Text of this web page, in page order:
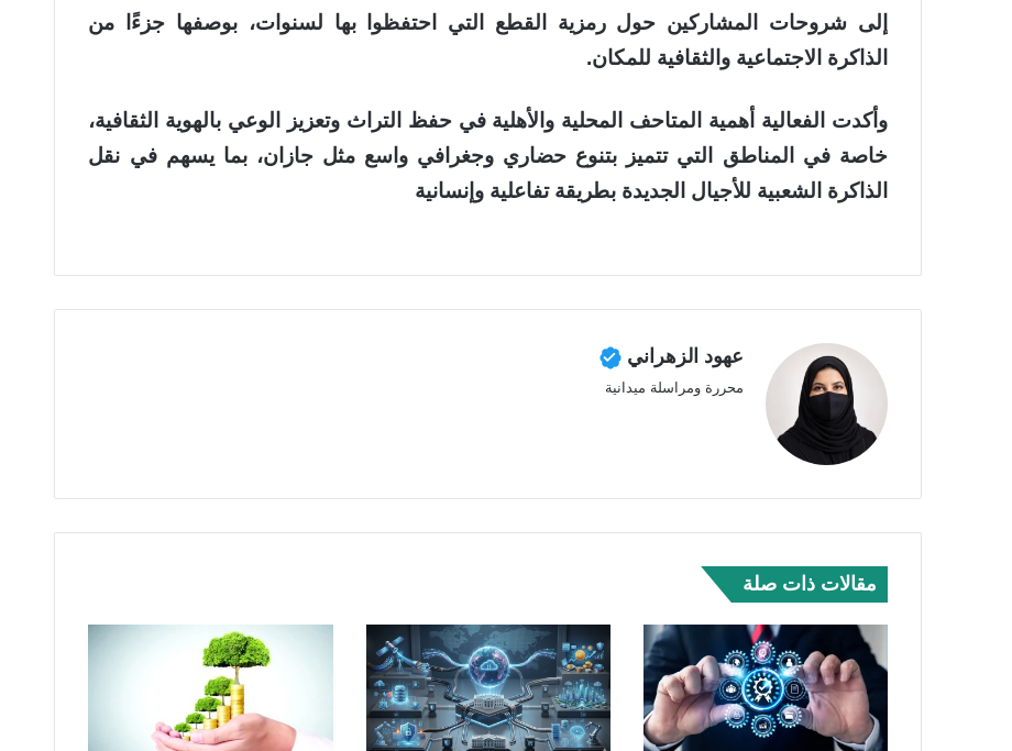
إلى شروحات المشاركين حول رمزية القطع التي احتفظوا بها لسنوات، بوصفها جزءًا من
الذاكرة الاجتماعية والثقافية للمكان.
وأكدت الفعالية أهمية المتاحف المحلية والأهلية في حفظ التراث وتعزيز الوعي بالهوية الثقافية،
خاصة في المناطق التي تتميز بتنوع حضاري وجغرافي واسع مثل جازان، بما يسهم في نقل
الذاكرة الشعبية للأجيال الجديدة بطريقة تفاعلية وإنسانية
عهود الزهراني
محررة ومراسلة ميدانية
مقالات ذات صلة